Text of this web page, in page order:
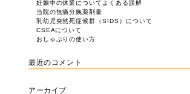
妊娠中の休業についてよくある誤解
当院の無痛分娩薬剤量
乳幼児突然死症候群（SIDS）について
CSEAについて
おしゃぶりの使い方
最近のコメント
アーカイブ